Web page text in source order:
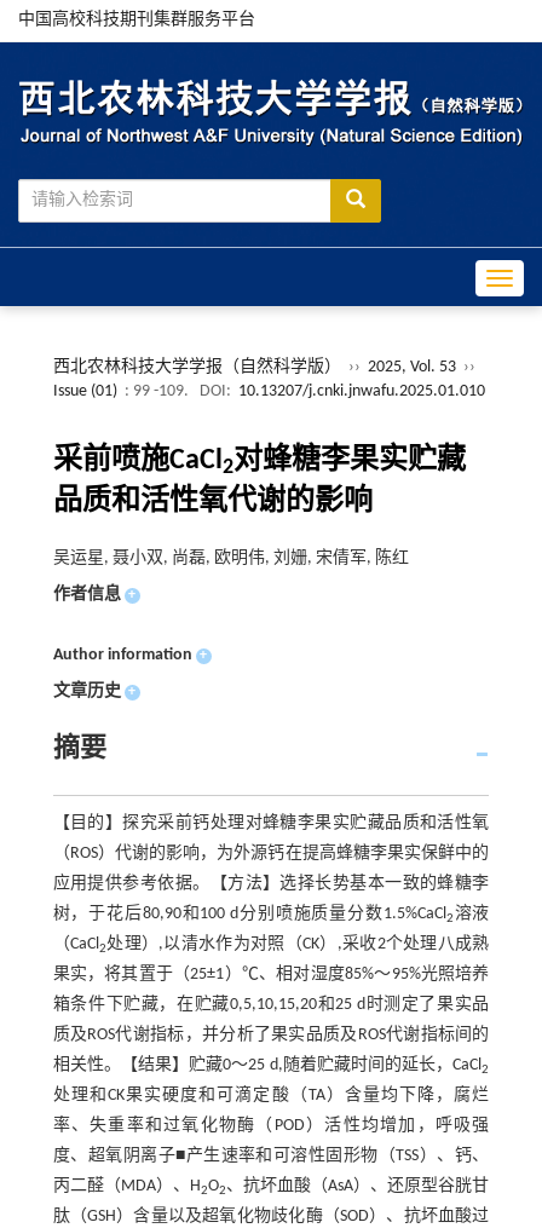
中国高校科技期刊集群服务平台
西北农林科技大学学报（自然科学版） ›› 2025, Vol. 53 ››
Issue (01) : 99 -109. DOI: 10.13207/j.cnki.jnwafu.2025.01.010
采前喷施CaCl2对蜂糖李果实贮藏
品质和活性氧代谢的影响
吴运星, 聂小双, 尚磊, 欧明伟, 刘姗, 宋倩军, 陈红
作者信息 +
Author information +
文章历史 +
摘要
【目的】探究采前钙处理对蜂糖李果实贮藏品质和活性氧
（ROS）代谢的影响，为外源钙在提高蜂糖李果实保鲜中的
应用提供参考依据。【方法】选择长势基本一致的蜂糖李
树，于花后80,90和100 d分别喷施质量分数1.5%CaCl 2溶液
（CaCl 2处理）,以清水作为对照（CK）,采收2个处理八成熟
果实，将其置于（25±1）℃、相对湿度85%～95%光照培养
箱条件下贮藏，在贮藏0,5,10,15,20和25 d时测定了果实品
质及ROS代谢指标，并分析了果实品质及ROS代谢指标间的
相关性。【结果】贮藏0～25 d,随着贮藏时间的延长，CaCl2
处理和CK果实硬度和可滴定酸（TA）含量均下降，腐烂
率、失重率和过氧化物酶（POD）活性均增加，呼吸强
度、超氧阴离子■产生速率和可溶性固形物（TSS）、钙、
丙二醛（MDA）、H2O2、抗坏血酸（AsA）、还原型谷胱甘
肽（GSH）含量以及超氧化物歧化酶（SOD）、抗坏血酸过